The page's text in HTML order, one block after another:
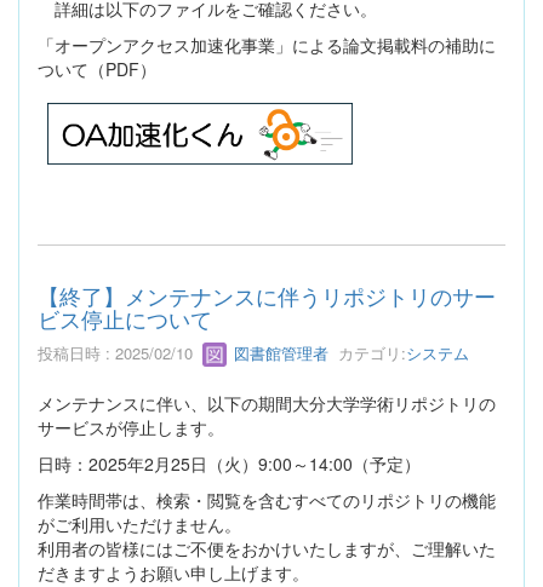
詳細は以下のファイルをご確認ください。
「オープンアクセス加速化事業」による論文掲載料の補助に
ついて（PDF）
【終了】メンテナンスに伴うリポジトリのサー
ビス停止について
投稿日時 : 2025/02/10 図書館管理者 カテゴリ:システム
メンテナンスに伴い、以下の期間大分大学学術リポジトリの
サービスが停止します。
日時：2025年2月25日（火）9:00～14:00（予定）
作業時間帯は、検索・閲覧を含むすべてのリポジトリの機能
がご利用いただけません。
利用者の皆様にはご不便をおかけいたしますが、ご理解いた
だきますようお願い申し上げます。